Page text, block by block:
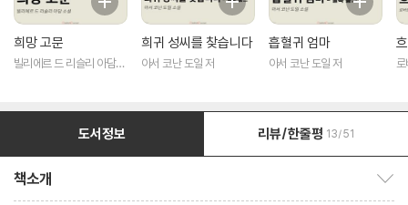
희망 고문
빌리에르 드 리슬리 아담
희귀 성씨를 찾습니다
아서 코난 도일 저
흡혈귀 엄마
아서 코난 도일 저
도서정보 리뷰/한줄평 13/51
책소개